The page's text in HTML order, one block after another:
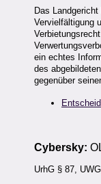
Das
Vervielfältigung
ein echtes
des
gegenüber
Cybersky:
UrhG § 87,